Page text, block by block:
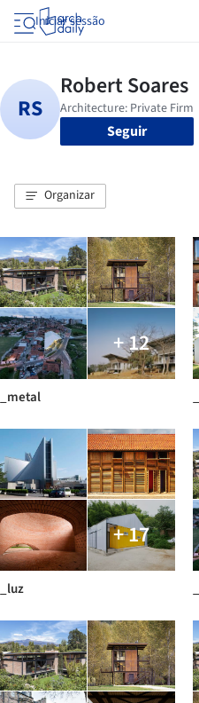
Iniciar sessão
Seguir
Organizar
+ 12
_metal
+ 17
_luz